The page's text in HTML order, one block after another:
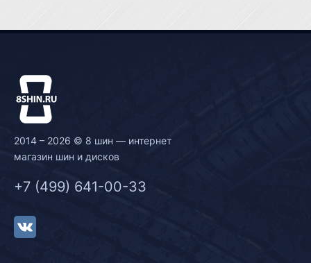
2014 – 2026 © 8 шин — интернет
магазин шин и дисков
+7 (499) 641-00-33